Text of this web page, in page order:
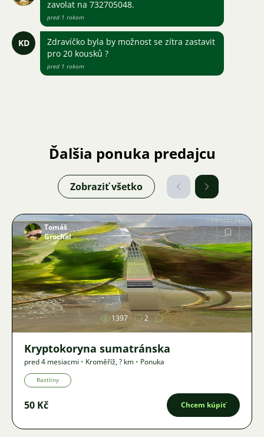
zavolat na 732705048.
pred 1 rokom
KD
Zdravíčko byla by možnost se zítra zastavit
pro 20 kousků ?
pred 1 rokom
Ďalšia ponuka predajcu
Zobraziť všetko
Obrázok
Tomáš
Grochal
1397 2
Kryptokoryna sumatránska
pred 4 mesiacmi • Kroměříž,? km • Ponuka
Rastliny
50 Kč Chcem kúpiť